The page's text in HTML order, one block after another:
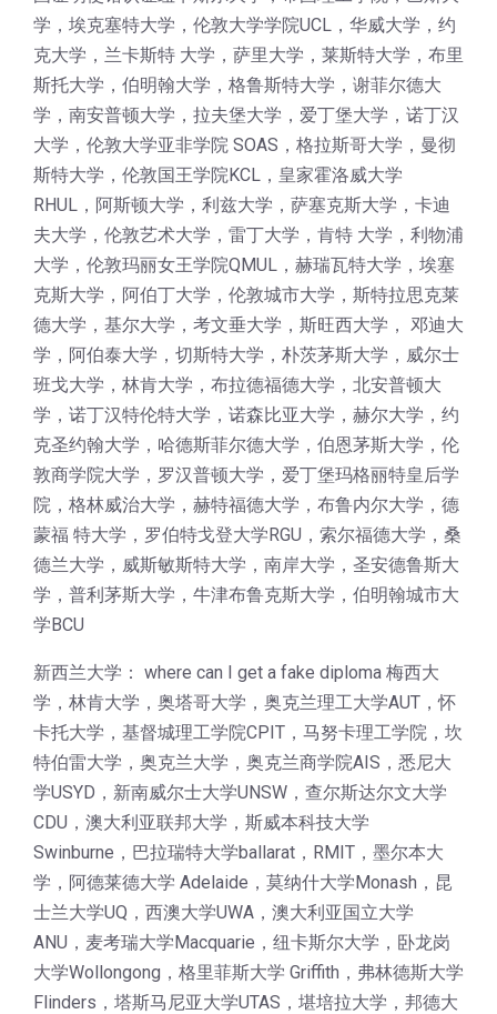
学，埃克塞特大学，伦敦大学学院UCL，华威大学，约
克大学，兰卡斯特 大学，萨里大学，莱斯特大学，布里
斯托大学，伯明翰大学，格鲁斯特大学，谢菲尔德大
学，南安普顿大学，拉夫堡大学，爱丁堡大学，诺丁汉
大学，伦敦大学亚非学院 SOAS，格拉斯哥大学，曼彻
斯特大学，伦敦国王学院KCL，皇家霍洛威大学
RHUL，阿斯顿大学，利兹大学，萨塞克斯大学，卡迪
夫大学，伦敦艺术大学，雷丁大学，肯特 大学，利物浦
大学，伦敦玛丽女王学院QMUL，赫瑞瓦特大学，埃塞
克斯大学，阿伯丁大学，伦敦城市大学，斯特拉思克莱
德大学，基尔大学，考文垂大学，斯旺西大学， 邓迪大
学，阿伯泰大学，切斯特大学，朴茨茅斯大学，威尔士
班戈大学，林肯大学，布拉德福德大学，北安普顿大
学，诺丁汉特伦特大学，诺森比亚大学，赫尔大学，约
克圣约翰大学，哈德斯菲尔德大学，伯恩茅斯大学，伦
敦商学院大学，罗汉普顿大学，爱丁堡玛格丽特皇后学
院，格林威治大学，赫特福德大学，布鲁内尔大学，德
蒙福 特大学，罗伯特戈登大学RGU，索尔福德大学，桑
德兰大学，威斯敏斯特大学，南岸大学，圣安德鲁斯大
学，普利茅斯大学，牛津布鲁克斯大学，伯明翰城市大
学BCU
新西兰大学： where can I get a fake diploma 梅西大
学，林肯大学，奥塔哥大学，奥克兰理工大学AUT，怀
卡托大学，基督城理工学院CPIT，马努卡理工学院，坎
特伯雷大学，奥克兰大学，奥克兰商学院AIS，悉尼大
学USYD，新南威尔士大学UNSW，查尔斯达尔文大学
CDU，澳大利亚联邦大学，斯威本科技大学
Swinburne，巴拉瑞特大学ballarat，RMIT，墨尔本大
学，阿德莱德大学 Adelaide，莫纳什大学Monash，昆
士兰大学UQ，西澳大学UWA，澳大利亚国立大学
ANU，麦考瑞大学Macquarie，纽卡斯尔大学，卧龙岗
大学Wollongong，格里菲斯大学 Griffith，弗林德斯大学
Flinders，塔斯马尼亚大学UTAS，堪培拉大学，邦德大